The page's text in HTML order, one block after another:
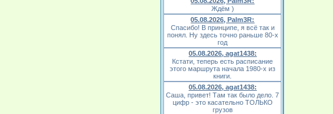
Ждём )
05.08.2026, Palm3R:
Спасибо! В принципе, я всё так и
понял. Ну здесь точно раньше 80-х
год
05.08.2026, agat1438:
Кстати, теперь есть расписание
этого маршрута начала 1980-х из
книги.
05.08.2026, agat1438:
Саша, привет! Там так было дело. 7
цифр - это касательно ТОЛЬКО
грузов